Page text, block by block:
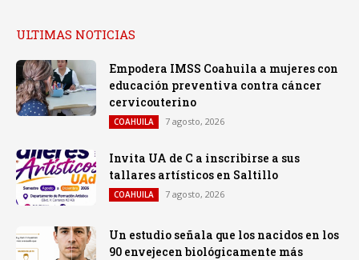
ULTIMAS NOTICIAS
Empodera IMSS Coahuila a mujeres con
educación preventiva contra cáncer
cervicouterino
COAHUILA 7 agosto, 2026
Invita UA de C a inscribirse a sus
tallares artísticos en Saltillo
COAHUILA 7 agosto, 2026
Un estudio señala que los nacidos en los
90 envejecen biológicamente más